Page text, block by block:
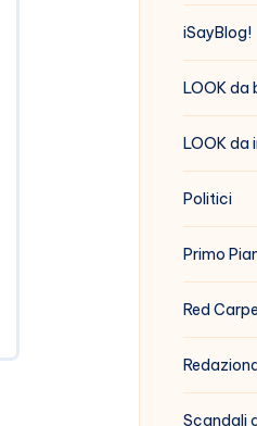
iSayBlog!
LOOK da
LOOK da
Politici
Primo
Red
Scandali